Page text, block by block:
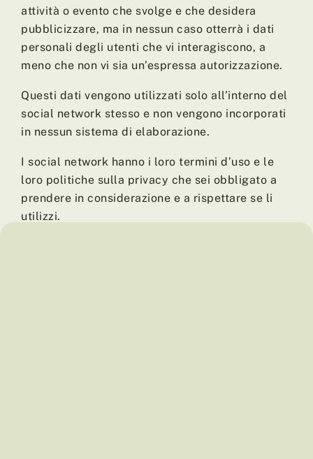
attività o evento che svolge e che desidera
pubblicizzare, ma in nessun caso otterrà i dati
personali degli utenti che vi interagiscono, a
meno che non vi sia un’espressa autorizzazione.
Questi dati vengono utilizzati solo all’interno del
social network stesso e non vengono incorporati
in nessun sistema di elaborazione.
I social network hanno i loro termini d’uso e le
loro politiche sulla privacy che sei obbligato a
prendere in considerazione e a rispettare se li
utilizzi.